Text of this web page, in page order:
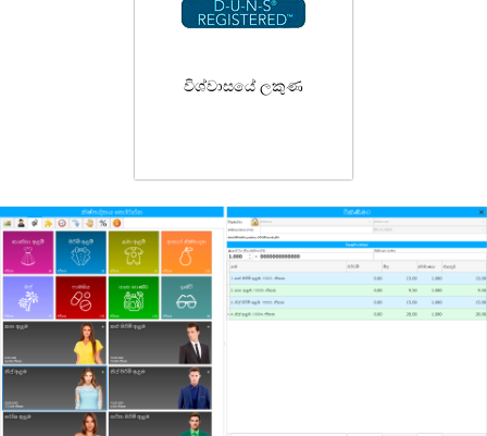
විශ්වාසයේ ලකුණ